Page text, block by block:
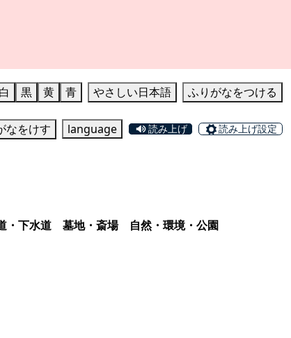
白 黒 黄 青 やさしい日本語 ふりがなをつける
なをけす language 読み上げ 読み上げ設定
・下水道 墓地・斎場
自然・環境・公園